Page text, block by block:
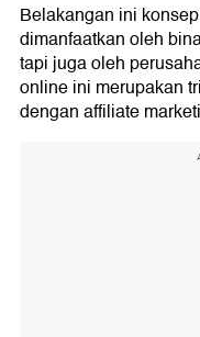
Belakangan ini
dimanfaatkan oleh
tapi juga oleh
online ini merupakan
dengan affiliate